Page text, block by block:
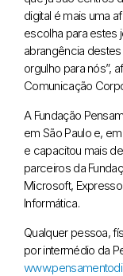
digital é mais uma
escolha para estes
abrangência
orgulho para nós”,
Comunicação
A Fundação
em São Paulo e,
e capacitou mais
parceiros da
Microsoft,
Informática.
Qualquer pessoa,
por intermédio da